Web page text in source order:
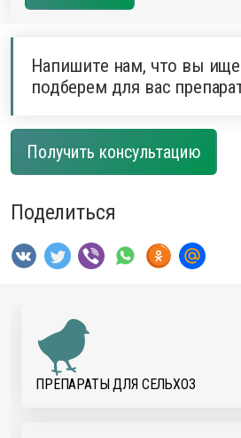
Напишите нам, что вы
подберем для вас
Получить консультацию
Поделиться
ПРЕПАРАТЫ ДЛЯ CЕЛЬХОЗ